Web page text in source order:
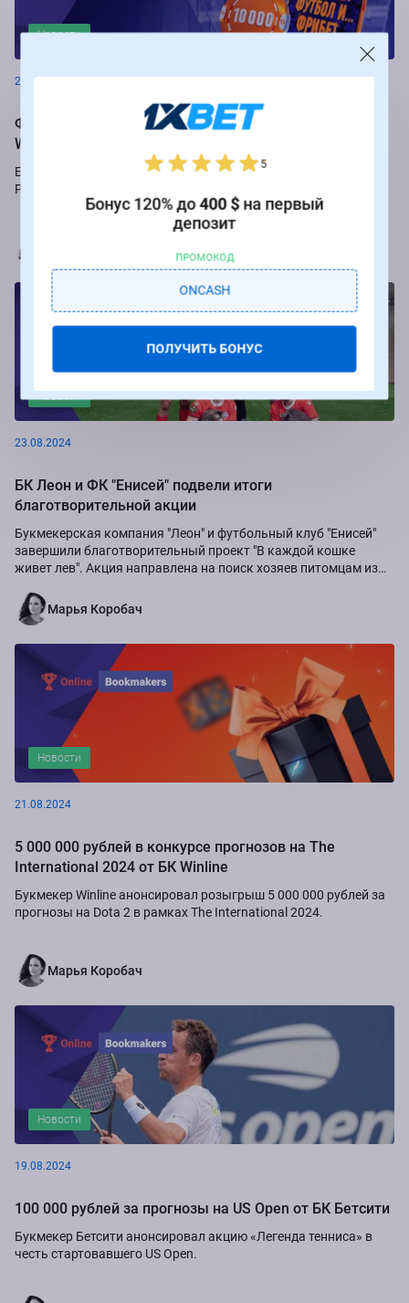
Новости
26.08.2024
Фрибеты до 250 000 рублей за ставки на РПЛ от БК
Winline
Букмекер Winline подарит бесплатные ставки за пари на игры
Российской Премьер-лиги.
23.08.2024
БК Леон и ФК "Енисей" подвели итоги
благотворительной акции
Букмекерская компания "Леон" и футбольный клуб "Енисей"
завершили благотворительный проект "В каждой кошке
живет лев". Акция направлена на поиск хозяев питомцам из
Марья Коробач
Новости
21.08.2024
5 000 000 рублей в конкурсе прогнозов на The
International 2024 от БК Winline
Букмекер Winline анонсировал розыгрыш 5 000 000 рублей за
прогнозы на Dota 2 в рамках The International 2024.
Марья Коробач
Новости
19.08.2024
100 000 рублей за прогнозы на US Open от БК Бетсити
Букмекер Бетсити анонсировал акцию «Легенда тенниса» в
честь стартовавшего US Open.
5
Бонус 120% до400 $на первый
депозит
ПРОМОКОД
ONCASH
ПОЛУЧИТЬ БОНУС